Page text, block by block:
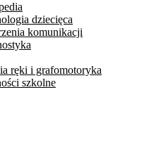
dziecięca
komunikacji
ręki i grafomotoryka
szkolne